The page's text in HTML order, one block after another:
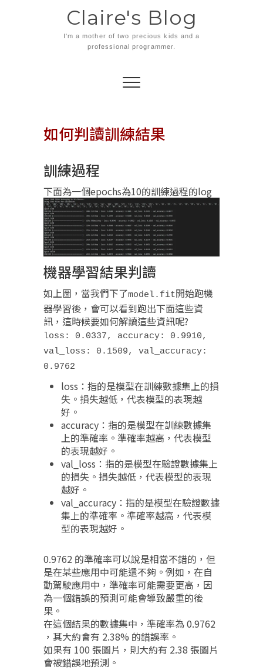
Claire's Blog
I'm a mother of two precious kids and a
professional programmer.
如何判讀訓練結果
訓練過程
下面為一個epochs為10的訓練過程的log
機器學習結果判讀
如上圖，當我們下了model.fit開始跑機
器學習後，會可以看到跑出下面這些資
訊，這時候要如何解讀這些資訊呢?
loss: 0.0337, accuracy: 0.9910,
val_loss: 0.1509, val_accuracy:
0.9762​
loss：指的是模型在訓練數據集上的損
失。損失越低，代表模型的表現越
好。​
accuracy：指的是模型在訓練數據集
上的準確率。準確率越高，代表模型
的表現越好。​
val_loss：指的是模型在驗證數據集上
的損失。損失越低，代表模型的表現
越好。​
val_accuracy：指的是模型在驗證數據
集上的準確率。準確率越高，代表模
型的表現越好。​
0.9762 的準確率可以說是相當不錯的，但
是在某些應用中可能還不夠。例如，在自
動駕駛應用中，準確率可能需要更高，因
為一個錯誤的預測可能會導致嚴重的後
果。
在這個結果的數據集中，準確率為 0.9762
，其大約會有 2.38% 的錯誤率。
如果有 100 張圖片，則大約有 2.38 張圖片
會被錯誤地預測。